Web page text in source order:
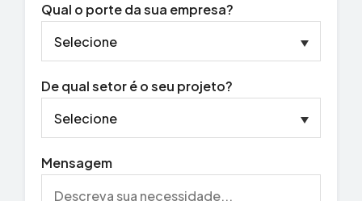
Qual o porte da sua empresa?
De qual setor é o seu projeto?
Mensagem